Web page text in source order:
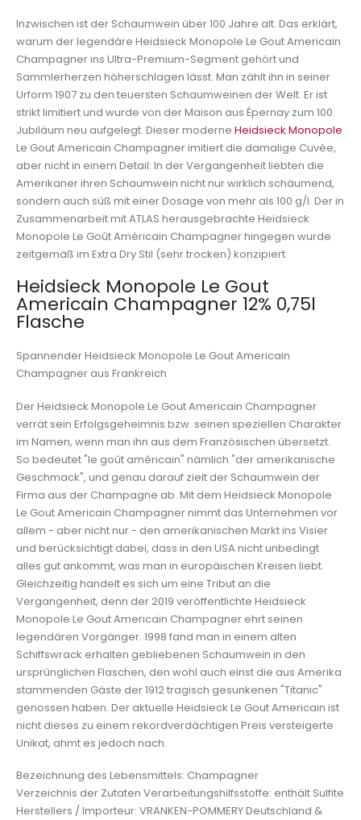
Inzwischen ist der Schaumwein über 100 Jahre alt. Das erklärt,
warum der legendäre Heidsieck Monopole Le Gout Americain
Champagner ins Ultra-Premium-Segment gehört und
Sammlerherzen höherschlagen lässt. Man zählt ihn in seiner
Urform 1907 zu den teuersten Schaumweinen der Welt. Er ist
strikt limitiert und wurde von der Maison aus Épernay zum 100.
Jubiläum neu aufgelegt. Dieser moderne Heidsieck Monopole
Le Gout Americain Champagner imitiert die damalige Cuvée,
aber nicht in einem Detail: In der Vergangenheit liebten die
Amerikaner ihren Schaumwein nicht nur wirklich schäumend,
sondern auch süß mit einer Dosage von mehr als 100 g/l. Der in
Zusammenarbeit mit ATLAS herausgebrachte Heidsieck
Monopole Le Goût Américain Champagner hingegen wurde
zeitgemäß im Extra Dry Stil (sehr trocken) konzipiert.
Heidsieck Monopole Le Gout
Americain Champagner 12% 0,75l
Flasche
Spannender Heidsieck Monopole Le Gout Americain
Champagner aus Frankreich
Der Heidsieck Monopole Le Gout Americain Champagner
verrät sein Erfolgsgeheimnis bzw. seinen speziellen Charakter
im Namen, wenn man ihn aus dem Französischen übersetzt.
So bedeutet "le goût américain" nämlich "der amerikanische
Geschmack", und genau darauf zielt der Schaumwein der
Firma aus der Champagne ab. Mit dem Heidsieck Monopole
Le Gout Americain Champagner nimmt das Unternehmen vor
allem - aber nicht nur - den amerikanischen Markt ins Visier
und berücksichtigt dabei, dass in den USA nicht unbedingt
alles gut ankommt, was man in europäischen Kreisen liebt.
Gleichzeitig handelt es sich um eine Tribut an die
Vergangenheit, denn der 2019 veröffentlichte Heidsieck
Monopole Le Gout Americain Champagner ehrt seinen
legendären Vorgänger. 1998 fand man in einem alten
Schiffswrack erhalten gebliebenen Schaumwein in den
ursprünglichen Flaschen, den wohl auch einst die aus Amerika
stammenden Gäste der 1912 tragisch gesunkenen "Titanic"
genossen haben. Der aktuelle Heidsieck Le Gout Americain ist
nicht dieses zu einem rekordverdächtigen Preis versteigerte
Unikat, ahmt es jedoch nach.
Bezeichnung des Lebensmittels: Champagner
Verzeichnis der Zutaten Verarbeitungshilfsstoffe: enthält Sulfite
Herstellers / Importeur: VRANKEN-POMMERY Deutschland &